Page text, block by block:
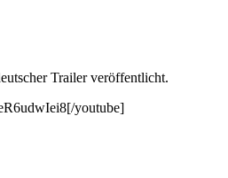
Trailer veröffentlicht.
youtube]